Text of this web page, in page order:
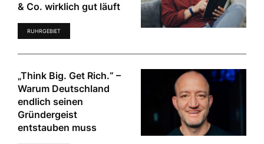
& Co. wirklich gut läuft
RUHRGEBIET
„Think Big. Get Rich.“ –
Warum Deutschland
endlich seinen
Gründergeist
entstauben muss